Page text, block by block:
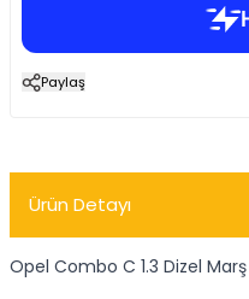
Paylaş
Ürün Detayı
Opel Combo C 1.3 Dizel